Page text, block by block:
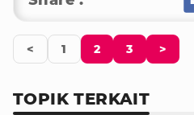
< 1 2 3 >
TOPIK TERKAIT